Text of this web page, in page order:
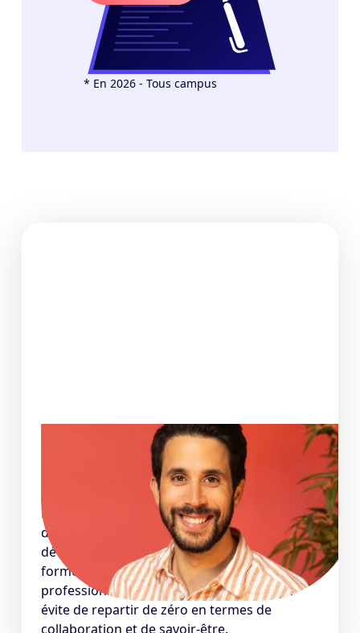
* En 2026 - Tous campus
Il recrute, il témoigne
Foued T. - Directeur de l'Ingénierie @Brigad
Nous avons recruté un alumni de La Capsule
dans notre équipe IT au début du
développement de celle-ci. Les développeurs
formés par La Capsule se distinguent par leur
professionnalisme déjà bien ancré, ce qui
évite de repartir de zéro en termes de
collaboration et de savoir-être.